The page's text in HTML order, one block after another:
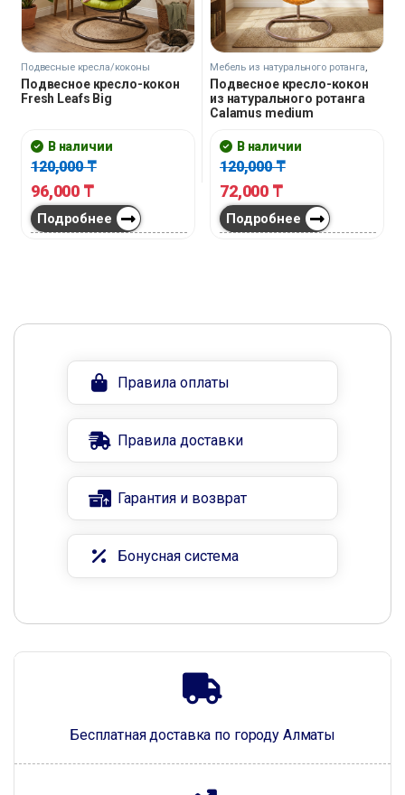
Подвесные кресла/коконы
Подвесное кресло-кокон
Fresh Leafs Big
В наличии
120,000₸
96,000 ₸
Подробнее
Мебель из натурального ротанга
Подвесные кресла/коконы
Подвесное кресло-кокон
из натурального ротанга
Calamus medium
В наличии
120,000₸
72,000 ₸
Подробнее
Бесплатная доставка по городу Алматы
Правила оплаты
Правила доставки
Гарантия и возврат
Бонусная система